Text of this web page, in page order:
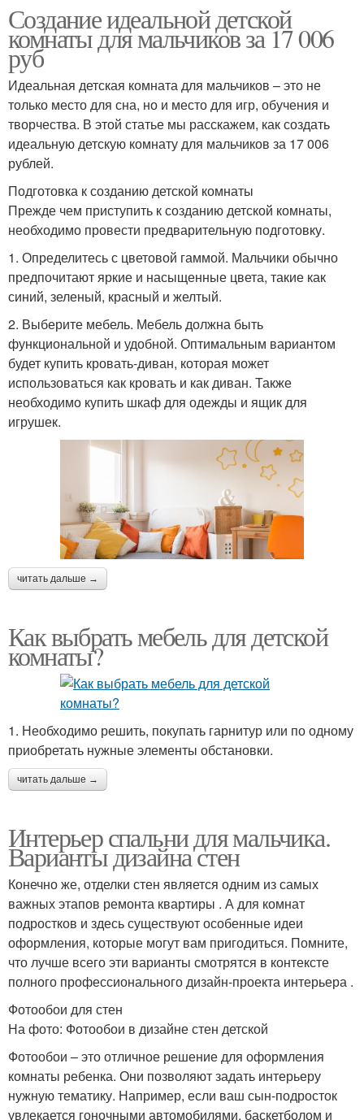
Создание идеальной детской
комнаты для мальчиков за 17 006
руб
Идеальная детская комната для мальчиков – это не
только место для сна, но и место для игр, обучения и
творчества. В этой статье мы расскажем, как создать
идеальную детскую комнату для мальчиков за 17 006
рублей.
Подготовка к созданию детской комнаты
Прежде чем приступить к созданию детской комнаты,
необходимо провести предварительную подготовку.
1. Определитесь с цветовой гаммой. Мальчики обычно
предпочитают яркие и насыщенные цвета, такие как
синий, зеленый, красный и желтый.
2. Выберите мебель. Мебель должна быть
функциональной и удобной. Оптимальным вариантом
будет купить кровать-диван, которая может
использоваться как кровать и как диван. Также
необходимо купить шкаф для одежды и ящик для
игрушек.
читать дальше →
Как выбрать мебель для детской
комнаты?
1. Необходимо решить, покупать гарнитур или по одному
приобретать нужные элементы обстановки.
читать дальше →
Интерьер спальни для мальчика.
Варианты дизайна стен
Конечно же, отделки стен является одним из самых
важных этапов ремонта квартиры . А для комнат
подростков и здесь существуют особенные идеи
оформления, которые могут вам пригодиться. Помните,
что лучше всего эти варианты смотрятся в контексте
полного профессионального дизайн-проекта интерьера .
Фотообои для стен
На фото: Фотообои в дизайне стен детской
Фотообои – это отличное решение для оформления
комнаты ребенка. Они позволяют задать интерьеру
нужную тематику. Например, если ваш сын-подросток
увлекается гоночными автомобилями, баскетболом и